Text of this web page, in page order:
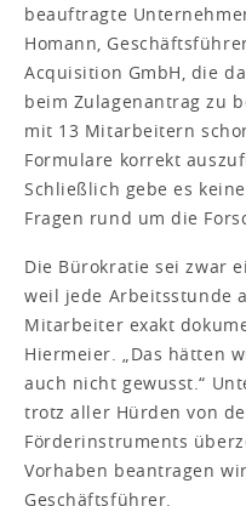
beauftragte
Homann,
Acquisition GmbH, die
beim Zulagenantrag zu
mit 13 Mitarbeitern
Formulare korrekt
Schließlich gebe es
Fragen rund um die
Die Bürokratie sei zwar
weil jede Arbeitsstunde
Mitarbeiter exakt
Hiermeier. „Das hätten
auch nicht gewusst.“
trotz aller Hürden von
Förderinstruments
Vorhaben beantragen
Geschäftsführer.